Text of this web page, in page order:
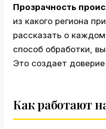
Прозрачность
из какого региона
рассказать о
способ обработки,
Это создает
Как работают